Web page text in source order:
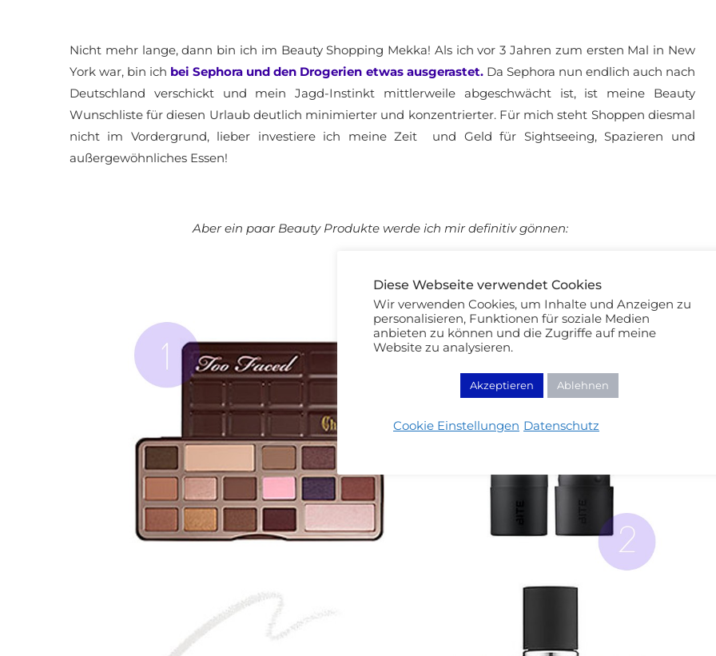
Nicht mehr lange, dann bin ich im Beauty Shopping Mekka! Als ich vor 3 Jahren zum ersten Mal in New
York war, bin ich bei Sephora und den Drogerien etwas ausgerastet.Da Sephora nun endlich auch nach
Deutschland verschickt und mein Jagd-Instinkt mittlerweile abgeschwächt ist, ist meine Beauty
Wunschliste für diesen Urlaub deutlich minimierter und konzentrierter. Für mich steht Shoppen diesmal
nicht im Vordergrund, lieber investiere ich meine Zeit und Geld für Sightseeing, Spazieren und
außergewöhnliches Essen!
Aber ein paar Beauty Produkte werde ich mir definitiv gönnen:
Diese Webseite verwendet Cookies
Wir verwenden Cookies, um Inhalte und Anzeigen zu
personalisieren, Funktionen für soziale Medien
anbieten zu können und die Zugriffe auf meine
Website zu analysieren.
Akzeptieren Ablehnen
Cookie Einstellungen Datenschutz